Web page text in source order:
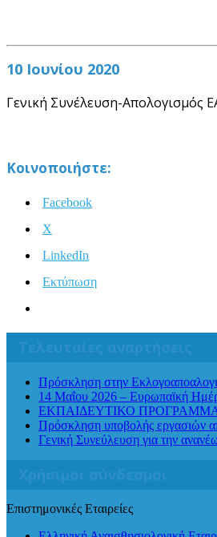
10 Ιουνίου 2020
Γενική Συνέλευση-Απολογισμός
Κοινοποιήστε:
Facebook
X
LinkedIn
Εκτύπωση
Πρόσκληση στην
14 Μαΐου 2026 – Ευρωπαϊκή
ΕΚΠΑΙΔΕΥΤΙΚΟ ΠΡΟΓΡΑΜΜΑ –
Πρόσκληση υποβολής εργασιών
Γενική Συνεύλευση για την
Επιστημονικές Εταιρείες